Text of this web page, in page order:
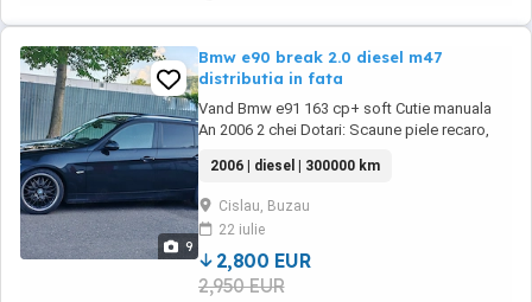
9
Bmw e90 break 2.0 diesel m47
distributia in fata
Vand Bmw e91 163 cp+ soft Cutie manuala
An 2006 2 chei Dotari: Scaune piele recaro,
comenzi, navi mare, dublu climatronic etc S-a
montat de curand baterie noua, 2 subwoofere
sub scaune axton si amplificator Se vinde cu
jantele pe 18 cu buza in doua latimi Nu ...
2006 | diesel | 300000 km
Cislau, Buzau
22 iulie
2,800 EUR
2,950 EUR